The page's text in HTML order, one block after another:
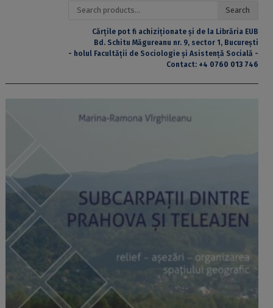
Search
Search
Cărțile pot fi achiziționate și de la Librăria EUB
Bd. Schitu Măgureanu nr. 9, sector 1, București
- holul Facultății de Sociologie și Asistență Socială -
Contact: +4 0760 013 746